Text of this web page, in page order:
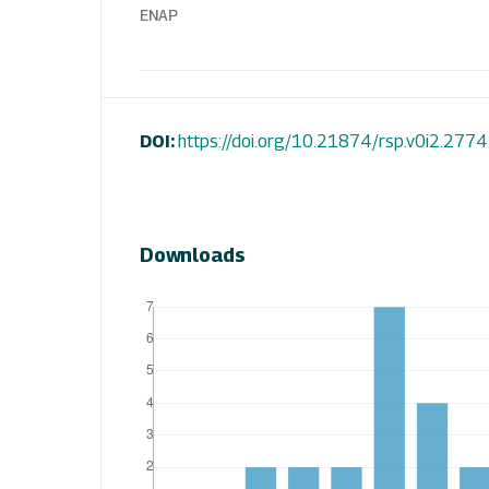
ENAP
DOI:https://doi.org/10.21874/rsp.v0i2.2774
Downloads